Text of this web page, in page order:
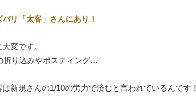
リ「太客」さんにあり！
変です。
折り込みやポスティング…
新規さんの1/10の労力で済むと言われているんです！